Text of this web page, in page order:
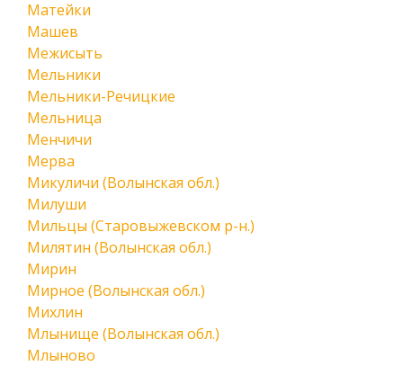
Матейки
Машев
Межисыть
Мельники
Мельники-Речицкие
Мельница
Менчичи
Мерва
Микуличи (Волынская обл.)
Милуши
Мильцы (Старовыжевском р-н.)
Милятин (Волынская обл.)
Мирин
Мирное (Волынская обл.)
Михлин
Млынище (Волынская обл.)
Млыново